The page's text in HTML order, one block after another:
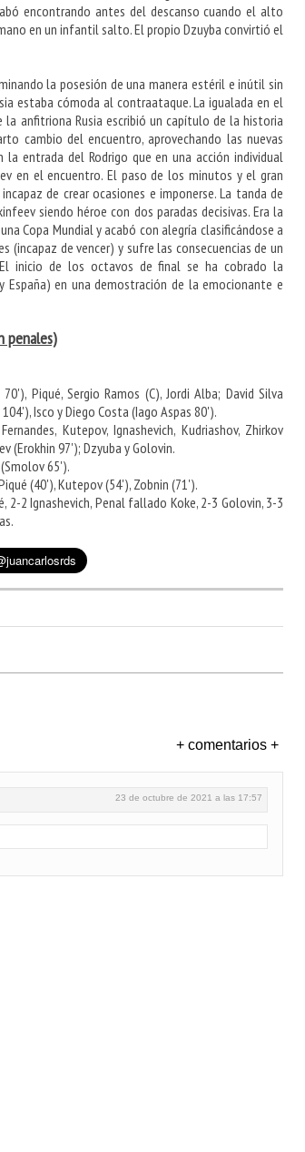
encontrando antes del descanso cuando el alto
en un infantil salto. El propio Dzuyba convirtió el
la posesión de una manera estéril e inútil sin
estaba cómoda al contraataque. La igualada en el
anfitriona Rusia escribió un capítulo de la historia
cambio del encuentro, aprovechando las nuevas
la entrada del Rodrigo que en una acción individual
en el encuentro. El paso de los minutos y el gran
de crear ocasiones e imponerse. La tanda de
siendo héroe con dos paradas decisivas. Era la
Copa Mundial y acabó con alegría clasificándose a
(incapaz de vencer) y sufre las consecuencias de un
inicio de los octavos de final se ha cobrado la
en una demostración de la emocionante e
penales)
Piqué, Sergio Ramos (C), Jordi Alba; David Silva
Isco y Diego Costa (Iago Aspas 80').
Kutepov, Ignashevich, Kudriashov, Zhirkov
(Erokhin 97'); Dzyuba y Golovin.
65').
(40'), Kutepov (54'), Zobnin (71').
2-2 Ignashevich, Penal fallado Koke, 2-3 Golovin, 3-3
+ comentarios +
23 de octubre de 2021 a las 17:57